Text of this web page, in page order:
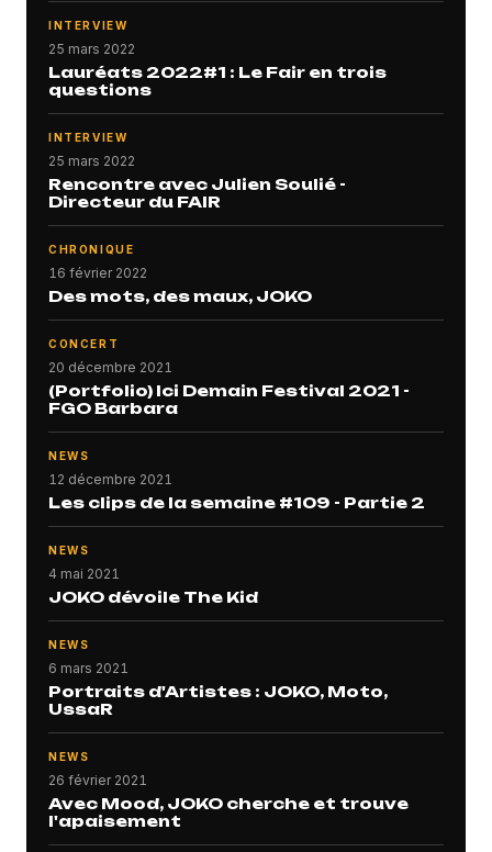
25 mars 2022
INTERVIEW
Lauréats 2022#1 : Le Fair en trois
questions
25 mars 2022
INTERVIEW
Rencontre avec Julien Soulié -
Directeur du FAIR
16 février 2022
CHRONIQUE
Des mots, des maux, JOKO
20 décembre 2021
CONCERT
(Portfolio) Ici Demain Festival 2021 -
FGO Barbara
12 décembre 2021
NEWS
Les clips de la semaine #109 - Partie 2
4 mai 2021
NEWS
JOKO dévoile The Kid
6 mars 2021
NEWS
Portraits d'Artistes : JOKO, Moto,
UssaR
26 février 2021
NEWS
Avec Mood, JOKO cherche et trouve
l'apaisement